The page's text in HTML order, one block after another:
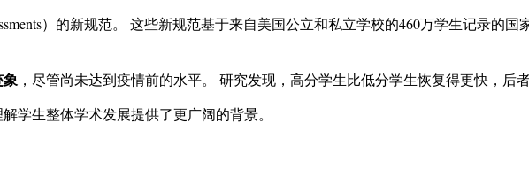
）的新规范。 这些新规范基于来自美国公立和私立学校的460万学生记录的
象 ，尽管尚未达到疫情前的水平。 研究发现，高分学生比低分学生恢复得更快，后
学生整体学术发展提供了更广阔的背景。